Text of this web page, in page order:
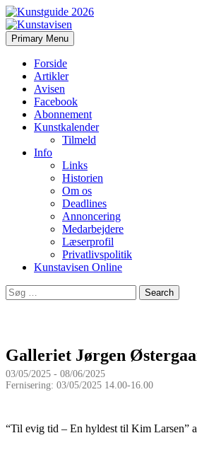
Kunstavisen
Search
Primary Menu Skip
to
Forside
Artikler
Avisen
Facebook
Abonnement
Kunstkalender
Tilmeld
Info
Links
Historien
Om os
Deadlines
Annoncering
Medarbejdere
Læserprofil
Privatlivspolitik
Kunstavisen Online
Search
for:
Galleriet Jørgen
03/05/2025 - 08/06/2025
Fernisering: 03/05/2025 14.00-16.00
“Til evig tid – En hyldest til Kim Larsen”